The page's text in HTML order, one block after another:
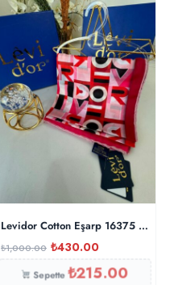
Levidor Cotton Eşarp 16375 –
₺1,000.00 ₺430.00
Sepette₺215.00